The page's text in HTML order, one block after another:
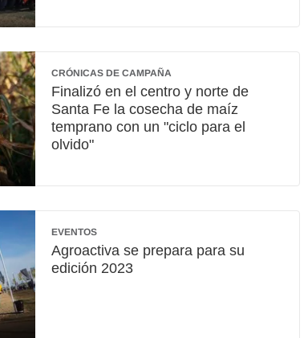
CRÓNICAS DE CAMPAÑA
Finalizó en el centro y norte de
Santa Fe la cosecha de maíz
temprano con un "ciclo para el
olvido"
EVENTOS
Agroactiva se prepara para su
edición 2023